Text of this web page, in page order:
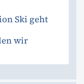
Ski geht
wir